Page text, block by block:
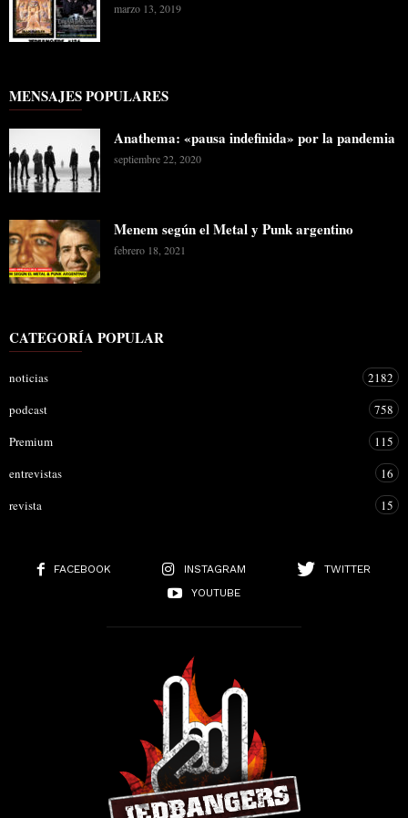
marzo 13, 2019
MENSAJES POPULARES
Anathema: «pausa indefinida» por la pandemia
septiembre 22, 2020
Menem según el Metal y Punk argentino
febrero 18, 2021
CATEGORÍA POPULAR
noticias
2182
podcast
758
Premium
115
entrevistas
16
revista
15
FACEBOOK INSTAGRAM
TWITTER
YOUTUBE